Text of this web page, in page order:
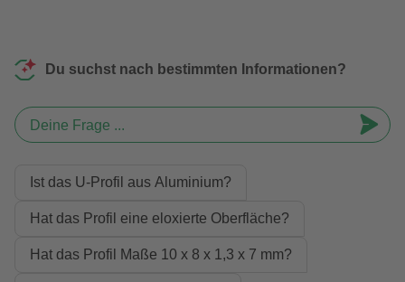
Du suchst nach bestimmten Informationen?
Deine Frage ...
Ist das U-Profil aus Aluminium?
Hat das Profil eine eloxierte Oberfläche?
Hat das Profil Maße 10 x 8 x 1,3 x 7 mm?